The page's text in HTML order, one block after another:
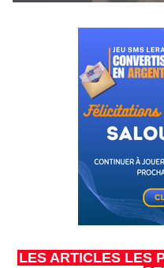
LES ARTICLES LES